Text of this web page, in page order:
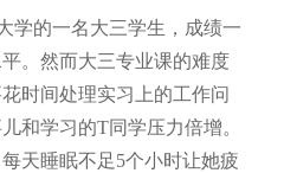
学的一名大三学生，成绩一
。然而大三专业课的难度
时间处理实习上的工作问
和学习的T同学压力倍增。
天睡眠不足5个小时让她疲